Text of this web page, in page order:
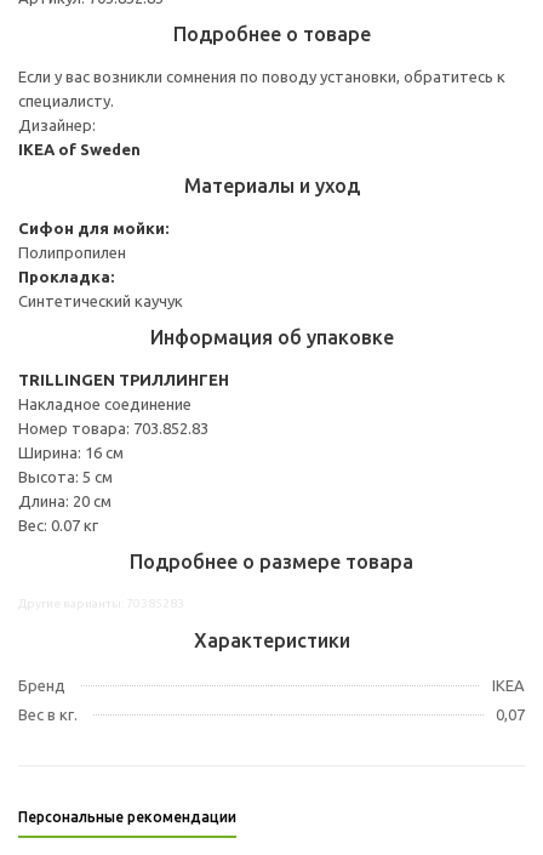
Подробнее о товаре
Если у вас возникли сомнения по поводу установки, обратитесь к
специалисту.
Дизайнер:
IKEA of Sweden
Материалы и уход
Cифон для мойки:
Полипропилен
Прокладка:
Синтетический каучук
Информация об упаковке
TRILLINGEN ТРИЛЛИНГЕН
Накладное соединение
Номер товара: 703.852.83
Ширина: 16 см
Высота: 5 см
Длина: 20 см
Вес: 0.07 кг
Подробнее о размере товара
Характеристики
Бренд
IKEA
Вес в кг.
0,07
Персональные рекомендации